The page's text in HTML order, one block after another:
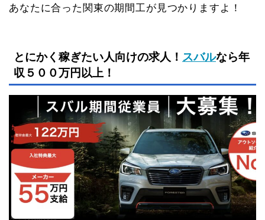
あなたに合った関東の期間工が見つかりますよ！
とにかく稼ぎたい人向けの求人！ スバルなら年
収５００万円以上！